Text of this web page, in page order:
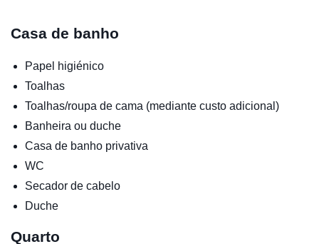
Casa de banho
Papel higiénico
Toalhas
Toalhas/roupa de cama (mediante custo adicional)
Banheira ou duche
Casa de banho privativa
WC
Secador de cabelo
Duche
Quarto